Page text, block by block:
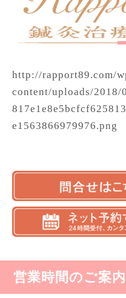
http://rapport89.com/
content/uploads/2018/
e1563866979976.png
営業時間のご案内